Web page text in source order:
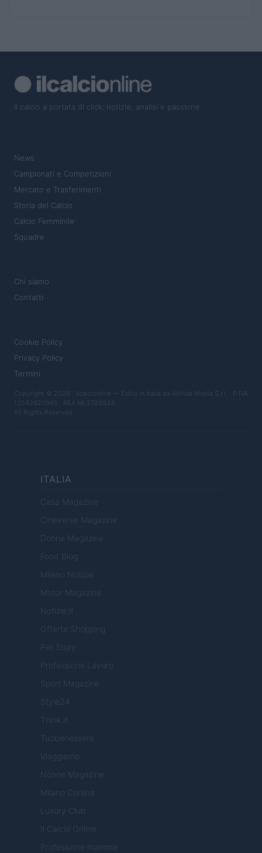
Il calcio a portata di click: notizie, analisi e passione
News
Campionati e Competizioni
Mercato e Trasferimenti
Storia del Calcio
Calcio Femminile
Squadre
Chi siamo
Contatti
Cookie Policy
Privacy Policy
Termini
Copyright © 2026 · Ilcalcionline — Edito in Italia da AdHub Media S.r.l. · P.IVA
13542920965 · REA MI 2729933
All Rights Reserved
ITALIA
Casa Magazine
Cineverse Magazine
Donne Magazine
Food Blog
Milano Notizie
Motor Magazine
Notizie.it
Offerte Shopping
Pet Story
Professione Lavoro
Sport Magazine
Style24
Think.it
Tuobenessere
Viaggiamo
Nonne Magazine
Milano Cortina
Luxury Club
Il Calcio Online
Professione mamma